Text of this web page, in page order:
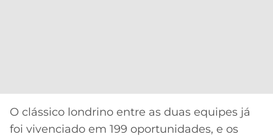
O clássico londrino entre as duas equipes já
foi vivenciado em 199 oportunidades, e os